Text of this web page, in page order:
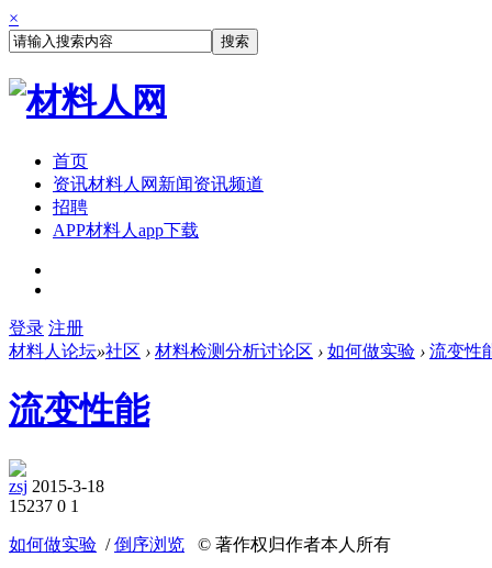
×
搜索
首页
资讯材料人网新闻资讯频道
招聘
APP材料人app下载
登录 注册
材料人论坛»社区 › 材料检测分析讨论区 › 如何做实验 › 流变性
流变性能
zsj 2015-3-18
15237 0 1
如何做实验 /倒序浏览 © 著作权归作者本人所有